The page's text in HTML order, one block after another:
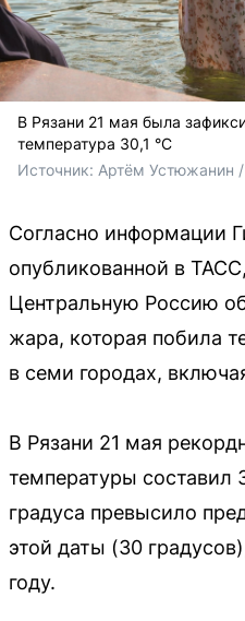
В Рязани 21 мая была
температура 30,1 °C
Источник: Артём Устюжанин /
Согласно информации
опубликованной в
Центральную Россию
жара, которая побила
в семи городах,
В Рязани 21 мая
температуры составил
градуса превысило
этой даты (30
году.